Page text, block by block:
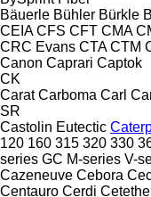
Bäuerle Bühler Bürkle
CEIA CFS CFT CMA
CRC Evans CTA CTM
Canon Caprari Captok
CK
Carat Carboma Carl
SR
Castolin Eutectic
120 160 315 320 330
series GC M-series V-
Cazeneuve Cebora
Centauro Cerdi